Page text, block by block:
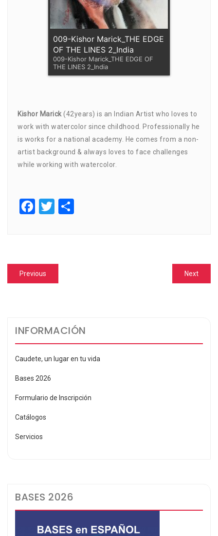
009-Kishor Marick_THE EDGE
OF THE LINES 2_India
009-Kishor Marick_THE EDGE OF
THE LINES 2_India
Kishor Marick (42years) is an Indian Artist who loves to
work with watercolor since childhood. Professionally he
is works for a national academy. He comes from a non-
artist background & always loves to face challenges
while working with watercolor.
Facebook
Twitter
Navegación
de
Previous
post:
NextNext
post:
INFORMACIÓN
Caudete, un lugar en tu vida
Bases 2026
Formulario de Inscripción
Catálogos
Servicios
BASES 2026